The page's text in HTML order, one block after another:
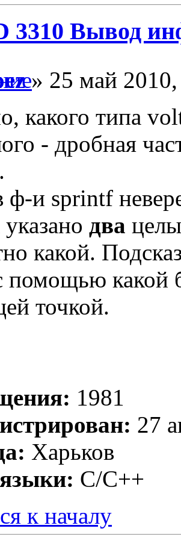
3310 Вывод
» 25 май
какого типа
- дробная
ф-и sprintf
два
какой.
помощью какой
точкой.
1981
27
Харьков
С/С++
к началу